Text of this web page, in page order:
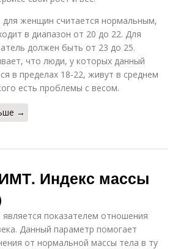
для женщин считается нормальным,
в диапазон от 20 до 22. Для
должен быть от 23 до 25.
что люди, у которых данный
в пределах 18-22, живут в среднем
есть проблемы с весом.
→
Индекс массы
показателем отношения
Данный параметр помогает
от нормальной массы тела в ту